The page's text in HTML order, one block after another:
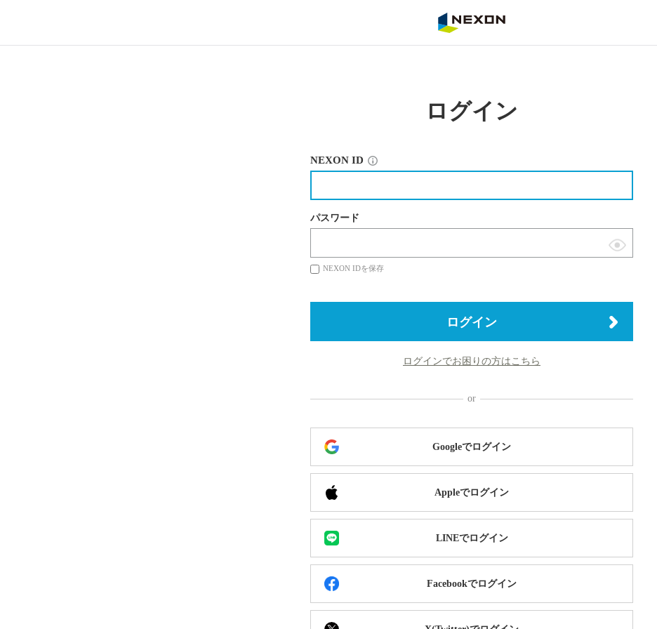
ログイン
NEXON ID
パスワード
表
替
NEXON IDを保存
ログイン
ログインでお困りの方はこちら
Googleでログイン
Appleでログイン
LINEでログイン
Facebookでログイン